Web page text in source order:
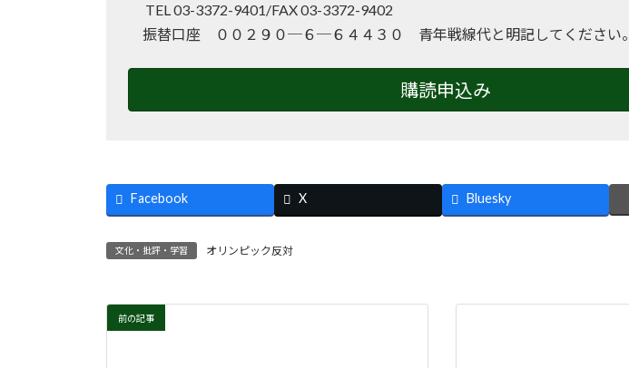
TEL 03-3372-9401/FAX 03-3372-9402
振替口座 ００２９０─６─６４４３０ 青年戦線代と明記してください。
購読申込み
Facebook X Bluesky
文化・批評・学習 オリンピック反対
前の記事